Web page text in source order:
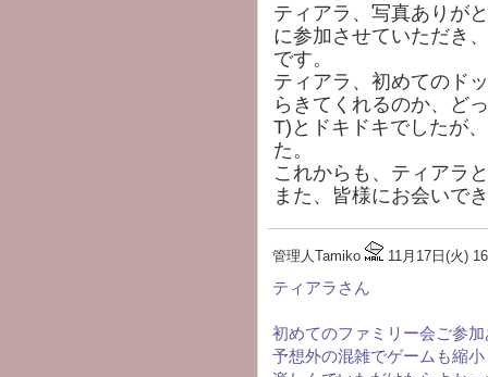
ティアラ、写真ありが
に参加させていただき
です。
ティアラ、初めてのド
らきてくれるのか、ど
T)とドキドキでしたが
た。
これからも、ティアラ
また、皆様にお会いで
管理人Tamiko 11月17日(火)
ティアラさん
初めてのファミリー会ご参
予想外の混雑でゲームも縮